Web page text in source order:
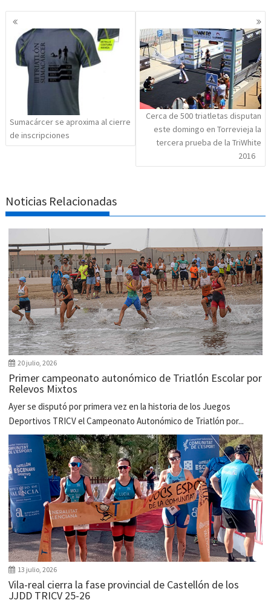
Navegación
de
entradas
Sumacárcer se aproxima al cierre
de inscripciones
Cerca de 500 triatletas disputan
este domingo en Torrevieja la
tercera prueba de la TriWhite
2016
Noticias Relacionadas
20 julio, 2026
Primer campeonato autonómico de Triatlón Escolar por
Relevos Mixtos
Ayer se disputó por primera vez en la historia de los Juegos
Deportivos TRICV el Campeonato Autonómico de Triatlón por...
13 julio, 2026
Vila-real cierra la fase provincial de Castellón de los
JJDD TRICV 25-26